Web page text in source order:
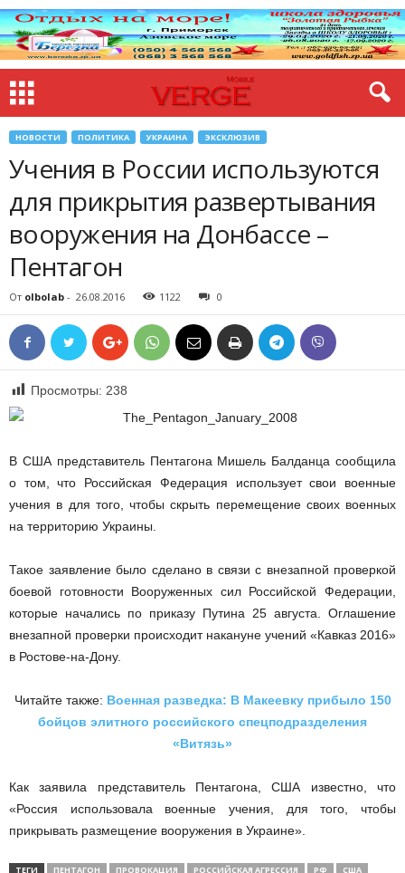
НОВОСТИ ПОЛИТИКА УКРАИНА ЭКСКЛЮЗИВ
Учения в России используются
для прикрытия развертывания
вооружения на Донбассе –
Пентагон
От olbolab - 26.08.2016 1122 0
Просмотры: 238
В США представитель Пентагона Мишель Балданца сообщила
о том, что Российская Федерация использует свои военные
учения в для того, чтобы скрыть перемещение своих военных
на территорию Украины.
Такое заявление было сделано в связи с внезапной проверкой
боевой готовности Вооруженных сил Российской Федерации,
которые начались по приказу Путина 25 августа. Оглашение
внезапной проверки происходит накануне учений «Кавказ 2016»
в Ростове-на-Дону.
Читайте также: Военная разведка: В Макеевку прибыло 150
бойцов элитного российского спецподразделения
«Витязь»
Как заявила представитель Пентагона, США известно, что
«Россия использовала военные учения, для того, чтобы
прикрывать размещение вооружения в Украине».
ТЕГИ ПЕНТАГОН ПРОВОКАЦИЯ РОССИЙСКАЯ АГРЕССИЯ РФ
США